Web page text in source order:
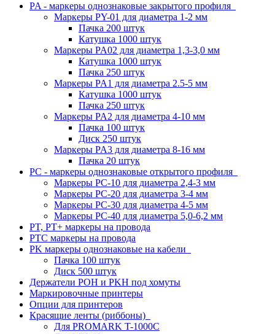
PA - маркеры однознаковые закрытого профиля
Маркеры PY-01 для диаметра 1-2 мм
Пачка 200 штук
Катушка 1000 штук
Маркеры PA02 для диаметра 1,3-3,0 мм
Катушка 1000 штук
Пачка 250 штук
Маркеры PA1 для диаметра 2.5-5 мм
Катушка 1000 штук
Пачка 250 штук
Маркеры PA2 для диаметра 4-10 мм
Пачка 100 штук
Диск 250 штук
Маркеры PA3 для диаметра 8-16 мм
Пачка 20 штук
PC - маркеры однознаковые открытого профиля
Маркеры PC-10 для диаметра 2,4-3 мм
Маркеры PC-20 для диаметра 3-4 мм
Маркеры PC-30 для диаметра 4-5 мм
Маркеры PC-40 для диаметра 5,0-6,2 мм
PT, PT+ маркеры на провода
PTC маркеры на провода
PK маркеры однознаковые на кабели
Пачка 100 штук
Диск 500 штук
Держатели POH и PKH под хомуты
Маркировочные принтеры
Опции для принтеров
Красящие ленты (риббоны)
Для PROMARK T-1000C